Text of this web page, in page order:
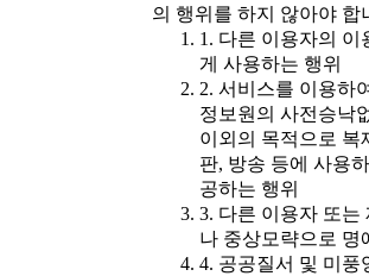
의 행위를 하지 않아야 합
1. 다른 이용자의
게 사용하는 행위
2. 서비스를 이용하
정보원의 사전승낙
이외의 목적으로 복
판, 방송 등에 사용
공하는 행위
3. 다른 이용자 또는
나 중상모략으로 명
4. 공공질서 및 미풍